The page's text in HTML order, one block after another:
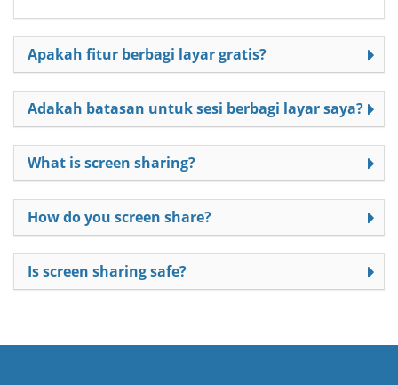
Apakah fitur berbagi layar gratis?
Adakah batasan untuk sesi berbagi layar saya?
What is screen sharing?
How do you screen share?
Is screen sharing safe?